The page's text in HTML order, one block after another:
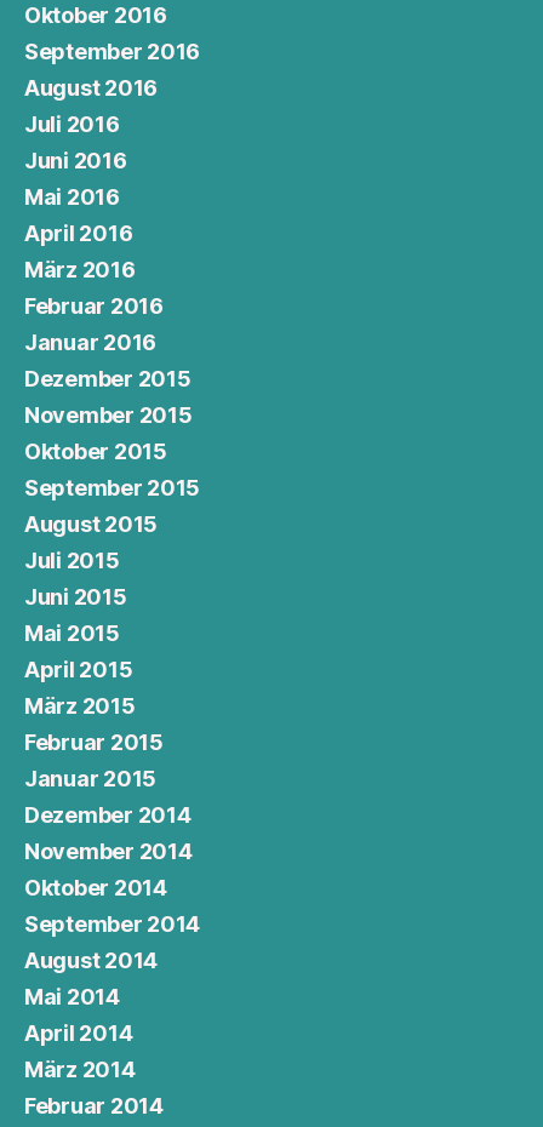
Oktober 2016
September 2016
August 2016
Juli 2016
Juni 2016
Mai 2016
April 2016
März 2016
Februar 2016
Januar 2016
Dezember 2015
November 2015
Oktober 2015
September 2015
August 2015
Juli 2015
Juni 2015
Mai 2015
April 2015
März 2015
Februar 2015
Januar 2015
Dezember 2014
November 2014
Oktober 2014
September 2014
August 2014
Mai 2014
April 2014
März 2014
Februar 2014